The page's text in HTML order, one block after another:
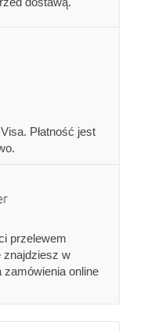
Płatność jest
przelewem
znajdziesz w
zamówienia online